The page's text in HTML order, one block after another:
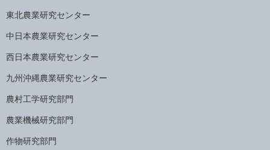
東北農業研究センター
中日本農業研究センター
西日本農業研究センター
九州沖縄農業研究センター
農村工学研究部門
農業機械研究部門
作物研究部門